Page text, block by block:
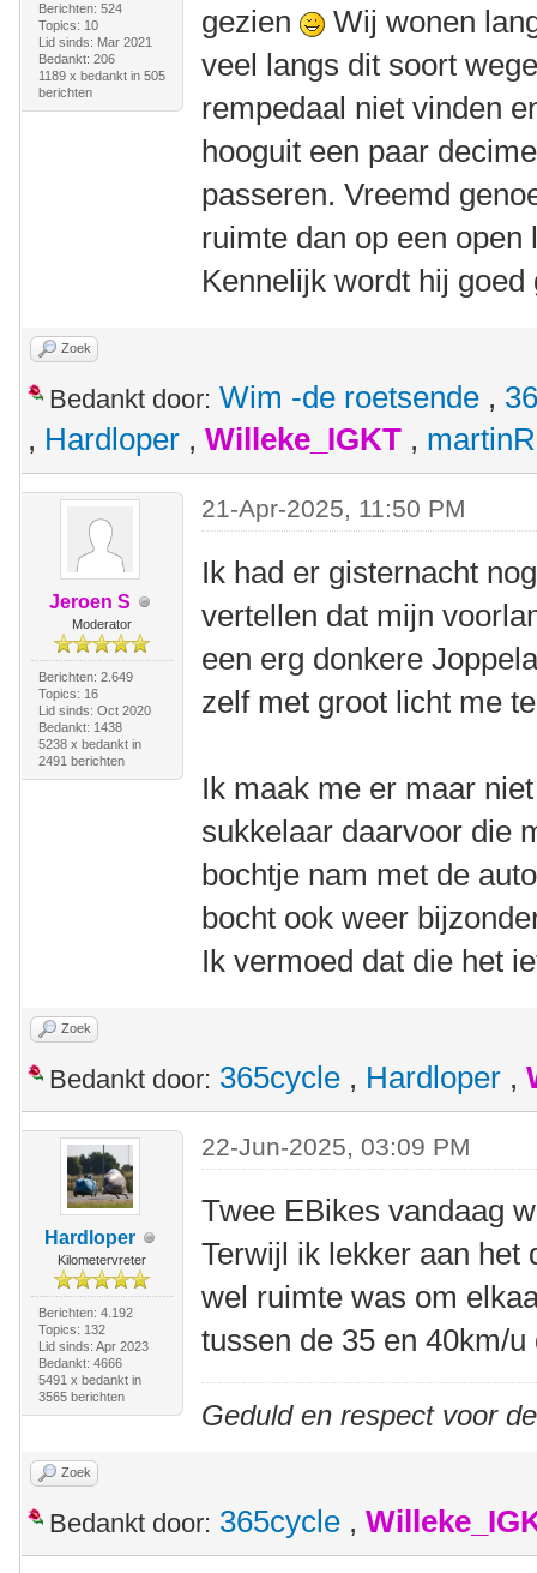
Berichten: 524
Topics: 10
Lid sinds: Mar 2021
Bedankt: 206
1189 x bedankt in 505
berichten
gezien
Wij wonen
veel langs dit soort
rempedaal niet vinden
hooguit een paar
passeren. Vreemd
ruimte dan op een
Kennelijk wordt hij
Zoek
Bedankt door: Wim -de roetsende ,
, Hardloper , Willeke_IGKT , martinR
Jeroen S
Moderator
Berichten: 2.649
Topics: 16
Lid sinds: Oct 2020
Bedankt: 1438
5238 x bedankt in
2491 berichten
21-Apr-2025, 11:50 PM
Ik had er gisternacht
vertellen dat mijn
een erg donkere
zelf met groot licht me
Ik maak me er maar
sukkelaar daarvoor die
bochtje nam met de
bocht ook weer
Ik vermoed dat die het
Zoek
Bedankt door: 365cycle , Hardloper ,
Hardloper
Kilometervreter
Berichten: 4.192
Topics: 132
Lid sinds: Apr 2023
Bedankt: 4666
5491 x bedankt in
3565 berichten
22-Jun-2025, 03:09 PM
Twee EBikes vandaag
Terwijl ik lekker aan het
wel ruimte was om
tussen de 35 en 40km/u
Geduld en respect voor
Zoek
Bedankt door: 365cycle ,